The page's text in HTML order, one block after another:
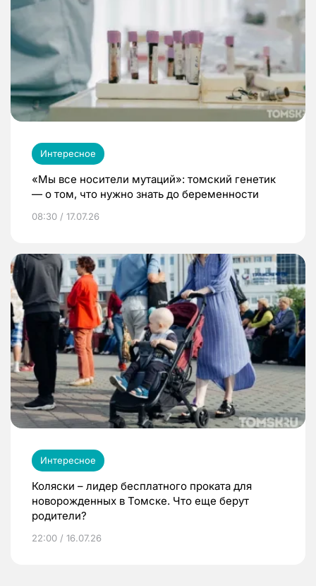
Интересное
«Мы все носители мутаций»: томский генетик
— о том, что нужно знать до беременности
08:30 / 17.07.26
Интересное
Коляски – лидер бесплатного проката для
новорожденных в Томске. Что еще берут
родители?
22:00 / 16.07.26